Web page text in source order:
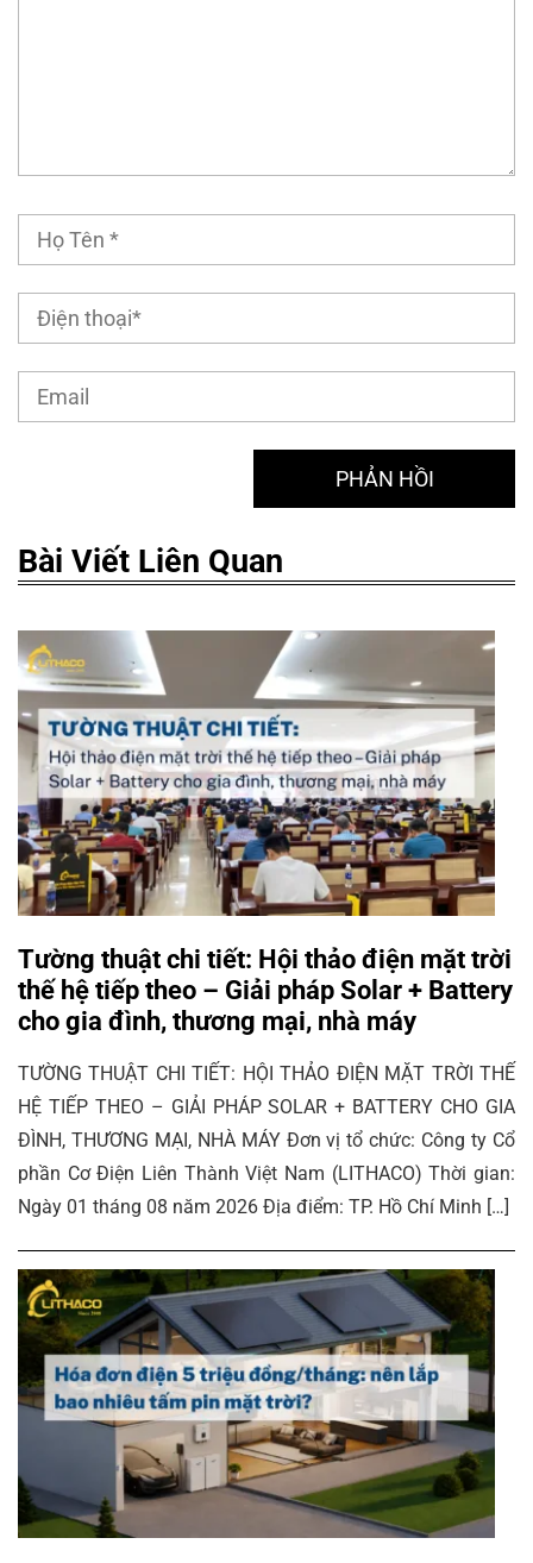
Bài Viết Liên Quan
Tường thuật chi tiết: Hội thảo điện mặt trời
thế hệ tiếp theo – Giải pháp Solar + Battery
cho gia đình, thương mại, nhà máy
TƯỜNG THUẬT CHI TIẾT: HỘI THẢO ĐIỆN MẶT TRỜI THẾ
HỆ TIẾP THEO – GIẢI PHÁP SOLAR + BATTERY CHO GIA
ĐÌNH, THƯƠNG MẠI, NHÀ MÁY Đơn vị tổ chức: Công ty Cổ
phần Cơ Điện Liên Thành Việt Nam (LITHACO) Thời gian:
Ngày 01 tháng 08 năm 2026 Địa điểm: TP. Hồ Chí Minh […]